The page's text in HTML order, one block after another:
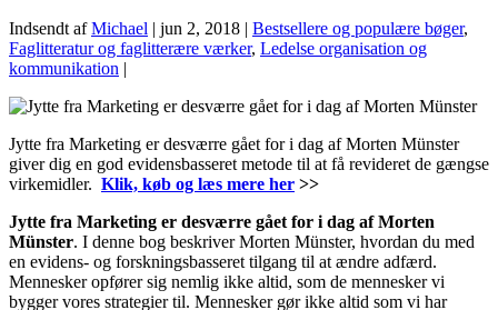
Indsendt afMichael | jun 2, 2018 | Bestsellere og populære bøger,
Faglitteratur og faglitterære værker, Ledelse organisation og
kommunikation |
Jytte fra Marketing er desværre gået for i dag af Morten Münster
giver dig en god evidensbasseret metode til at få revideret de gængse
virkemidler. Klik, køb og læs mere her >>
Jytte fra Marketing er desværre gået for i dag af Morten
Münster. I denne bog beskriver Morten Münster, hvordan du med
en evidens- og forskningsbasseret tilgang til at ændre adfærd.
Mennesker opfører sig nemlig ikke altid, som de mennesker vi
bygger vores strategier til. Mennesker gør ikke altid som vi har